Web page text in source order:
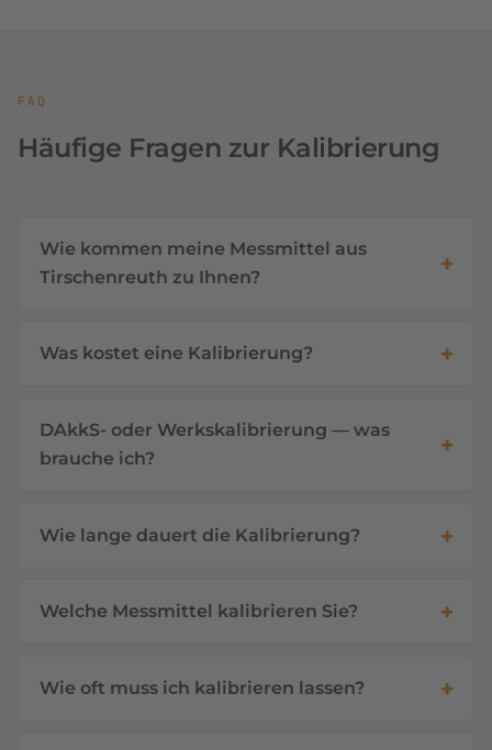
FAQ
Häufige Fragen zur Kalibrierung
Wie kommen meine Messmittel aus
Tirschenreuth zu Ihnen?
Was kostet eine Kalibrierung?
DAkkS- oder Werkskalibrierung — was
brauche ich?
Wie lange dauert die Kalibrierung?
Welche Messmittel kalibrieren Sie?
Wie oft muss ich kalibrieren lassen?